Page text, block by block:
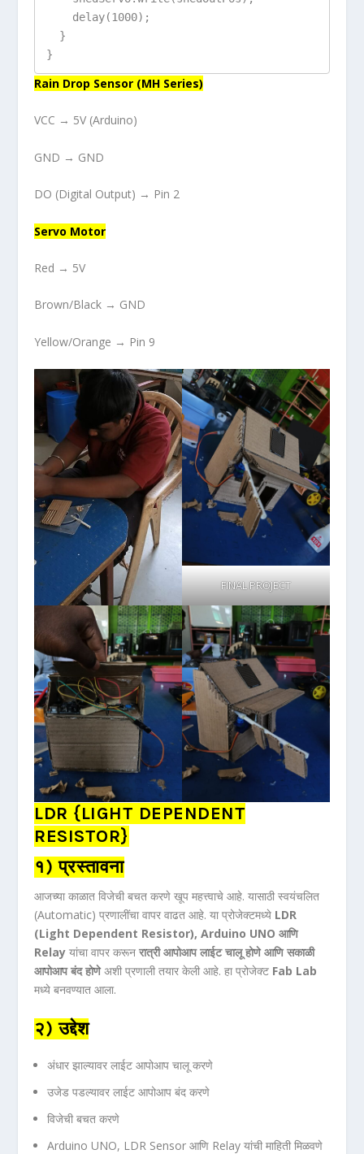
}
Rain Drop Sensor (MH Series)
VCC → 5V (Arduino)
GND → GND
DO (Digital Output) → Pin 2
Servo Motor
Red → 5V
Brown/Black → GND
Yellow/Orange → Pin 9
FINAL PROJECT
LDR {LIGHT DEPENDENT
RESISTOR}
१) प्रस्तावना
आजच्या काळात विजेची बचत करणे खूप महत्त्वाचे आहे. यासाठी स्वयंचलित
(Automatic) प्रणालींचा वापर वाढत आहे. या प्रोजेक्टमध्ये LDR
(Light Dependent Resistor), Arduino UNO आणि
Relay यांचा वापर करूनरात्री आपोआप लाईट चालू होणे आणि सकाळी
आपोआप बंद होणेअशी प्रणाली तयार केली आहे. हा प्रोजेक्ट Fab Lab
मध्ये बनवण्यात आला.
२) उद्देश
अंधार झाल्यावर लाईट आपोआप चालू करणे
उजेड पडल्यावर लाईट आपोआप बंद करणे
विजेची बचत करणे
Arduino UNO, LDR Sensor आणि Relay यांची माहिती मिळवणे